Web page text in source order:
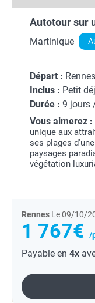
Autotour sur
Martinique
Départ : Rennes
Inclus : Petit
Durée : 9 jours
Vous aimerez :
unique aux
ses plages
paysages
végétation
Rennes Le 09/10/
1 767€ /
Payable en 4x